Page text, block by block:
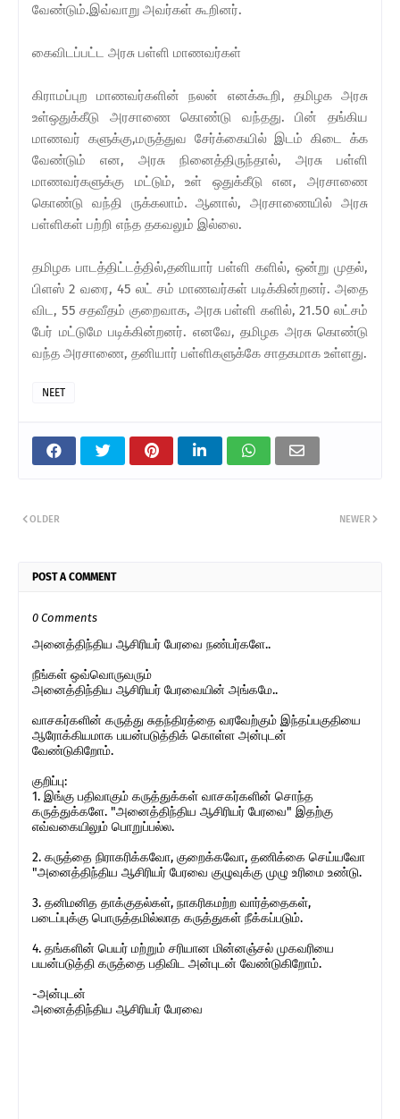
வேண்டும்.இவ்வாறு அவர்கள் கூறினர்.
கைவிடப்பட்ட அரசு பள்ளி மாணவர்கள்
கிராமப்புற மாணவர்களின் நலன் எனக்கூறி, தமிழக அரசு
உள்ஒதுக்கீடு அரசாணை கொண்டு வந்தது. பின் தங்கிய
மாணவர் களுக்கு,மருத்துவ சேர்க்கையில் இடம் கிடை க்க
வேண்டும் என, அரசு நினைத்திருந்தால், அரசு பள்ளி
மாணவர்களுக்கு மட்டும், உள் ஒதுக்கீடு என, அரசாணை
கொண்டு வந்தி ருக்கலாம். ஆனால், அரசாணையில் அரசு
பள்ளிகள் பற்றி எந்த தகவலும் இல்லை.
தமிழக பாடத்திட்டத்தில்,தனியார் பள்ளி களில், ஒன்று முதல்,
பிளஸ் 2 வரை, 45 லட் சம் மாணவர்கள் படிக்கின்றனர். அதை
விட, 55 சதவீதம் குறைவாக, அரசு பள்ளி களில், 21.50 லட்சம்
பேர் மட்டுமே படிக்கின்றனர். எனவே, தமிழக அரசு கொண்டு
வந்த அரசாணை, தனியார் பள்ளிகளுக்கே சாதகமாக உள்ளது.
NEET
NEWER
OLDER
POST A COMMENT
0 Comments
அனைத்திந்திய ஆசிரியர் பேரவை நண்பர்களே..
நீங்கள் ஒவ்வொருவரும்
அனைத்திந்திய ஆசிரியர் பேரவையின் அங்கமே..
வாசகர்களின் கருத்து சுதந்திரத்தை வரவேற்கும் இந்தப்பகுதியை
ஆரோக்கியமாக பயன்படுத்திக் கொள்ள அன்புடன்
வேண்டுகிறோம்.
குறிப்பு:
1. இங்கு பதிவாகும் கருத்துக்கள் வாசகர்களின் சொந்த
கருத்துக்களே. "அனைத்திந்திய ஆசிரியர் பேரவை" இதற்கு
எவ்வகையிலும் பொறுப்பல்ல.
2. கருத்தை நிராகரிக்கவோ, குறைக்கவோ, தணிக்கை செய்யவோ
"அனைத்திந்திய ஆசிரியர் பேரவை குழுவுக்கு முழு உரிமை உண்டு.
3. தனிமனித தாக்குதல்கள், நாகரிகமற்ற வார்த்தைகள்,
படைப்புக்கு பொருத்தமில்லாத கருத்துகள் நீக்கப்படும்.
4. தங்களின் பெயர் மற்றும் சரியான மின்னஞ்சல் முகவரியை
பயன்படுத்தி கருத்தை பதிவிட அன்புடன் வேண்டுகிறோம்.
-அன்புடன்
அனைத்திந்திய ஆசிரியர் பேரவை